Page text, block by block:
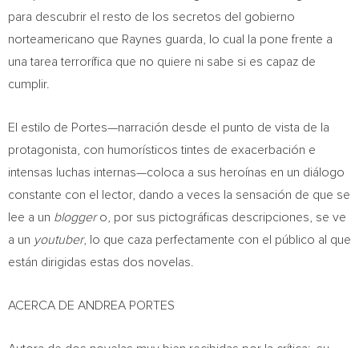
para descubrir el resto de los secretos del gobierno
norteamericano que Raynes guarda, lo cual la pone frente a
una tarea terrorífica que no quiere ni sabe si es capaz de
cumplir.
El estilo de Portes—narración desde el punto de vista de la
protagonista, con humorísticos tintes de exacerbación e
intensas luchas internas—coloca a sus heroínas en un diálogo
constante con el lector, dando a veces la sensación de que se
lee a un bloggero, por sus pictográficas descripciones, se ve
a un youtuber, lo que caza perfectamente con el público al que
están dirigidas estas dos novelas.
ACERCA DE ANDREA PORTES